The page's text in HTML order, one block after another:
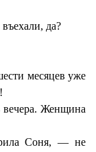
да?
месяцев уже
вечера. Женщина
Соня, — не